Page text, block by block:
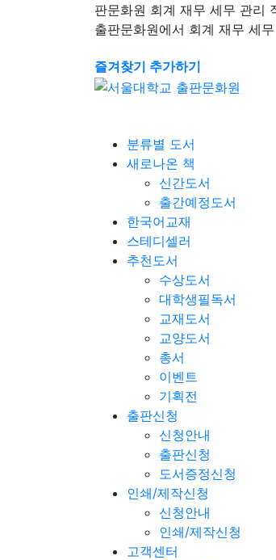
판문화원 회계 재무 세무 관리
출판문화원에서 회계 재무 세
즐겨찾기 추가하기
분류별 도서
새로나온 책
신간도서
출간예정도서
한국어교재
스테디셀러
추천도서
수상도서
대학생필독서
교재도서
교양도서
총서
이벤트
기획전
출판신청
신청안내
출판신청
도서증정신청
인쇄/제작신청
신청안내
인쇄/제작신청
고객센터